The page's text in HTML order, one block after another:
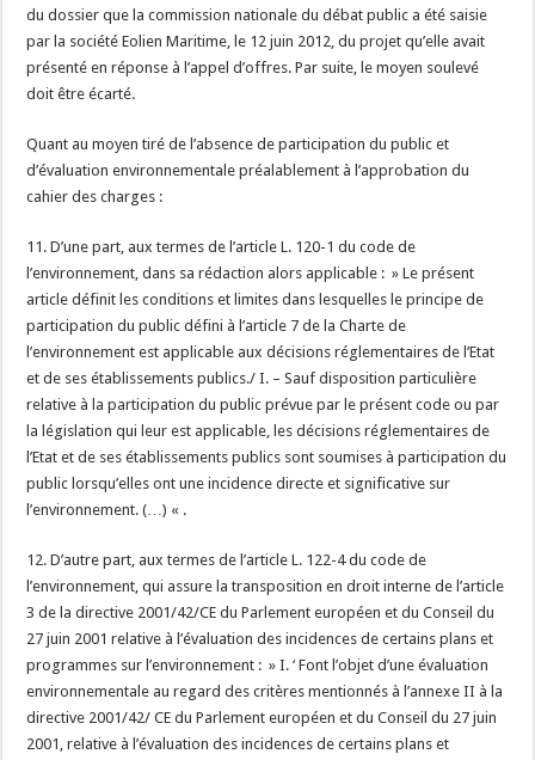
du dossier que la commission nationale du débat public a été saisie
par la société Eolien Maritime, le 12 juin 2012, du projet qu’elle avait
présenté en réponse à l’appel d’offres. Par suite, le moyen soulevé
doit être écarté.
Quant au moyen tiré de l’absence de participation du public et
d’évaluation environnementale préalablement à l’approbation du
cahier des charges :
11. D’une part, aux termes de l’article L. 120-1 du code de
l’environnement, dans sa rédaction alors applicable : » Le présent
article définit les conditions et limites dans lesquelles le principe de
participation du public défini à l’article 7 de la Charte de
l’environnement est applicable aux décisions réglementaires de l’Etat
et de ses établissements publics./ I. – Sauf disposition particulière
relative à la participation du public prévue par le présent code ou par
la législation qui leur est applicable, les décisions réglementaires de
l’Etat et de ses établissements publics sont soumises à participation du
public lorsqu’elles ont une incidence directe et significative sur
l’environnement. (…) « .
12. D’autre part, aux termes de l’article L. 122-4 du code de
l’environnement, qui assure la transposition en droit interne de l’article
3 de la directive 2001/42/CE du Parlement européen et du Conseil du
27 juin 2001 relative à l’évaluation des incidences de certains plans et
programmes sur l’environnement : » I. ‘ Font l’objet d’une évaluation
environnementale au regard des critères mentionnés à l’annexe II à la
directive 2001/42/ CE du Parlement européen et du Conseil du 27 juin
2001, relative à l’évaluation des incidences de certains plans et